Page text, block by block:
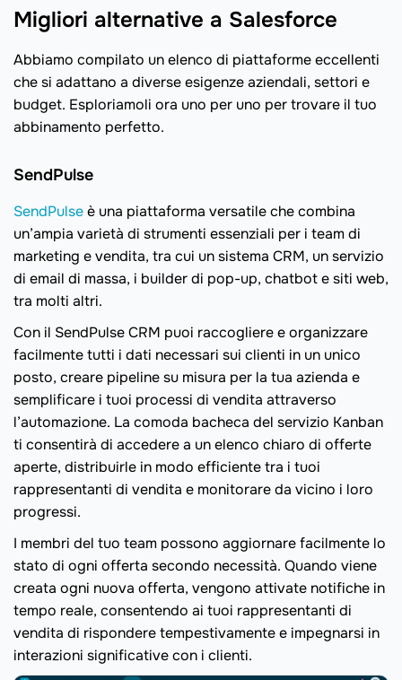
Migliori alternative a Salesforce
Abbiamo compilato un elenco di piattaforme eccellenti
che si adattano a diverse esigenze aziendali, settori e
budget. Esploriamoli ora uno per uno per trovare il tuo
abbinamento perfetto.
SendPulse
SendPulseè una piattaforma versatile che combina
un’ampia varietà di strumenti essenziali per i team di
marketing e vendita, tra cui un sistema CRM, un servizio
di email di massa, i builder di pop-up, chatbot e siti web,
tra molti altri.
Con il SendPulse CRM puoi raccogliere e organizzare
facilmente tutti i dati necessari sui clienti in un unico
posto, creare pipeline su misura per la tua azienda e
semplificare i tuoi processi di vendita attraverso
l’automazione. La comoda bacheca del servizio Kanban
ti consentirà di accedere a un elenco chiaro di offerte
aperte, distribuirle in modo efficiente tra i tuoi
rappresentanti di vendita e monitorare da vicino i loro
progressi.
I membri del tuo team possono aggiornare facilmente lo
stato di ogni offerta secondo necessità. Quando viene
creata ogni nuova offerta, vengono attivate notifiche in
tempo reale, consentendo ai tuoi rappresentanti di
vendita di rispondere tempestivamente e impegnarsi in
interazioni significative con i clienti.